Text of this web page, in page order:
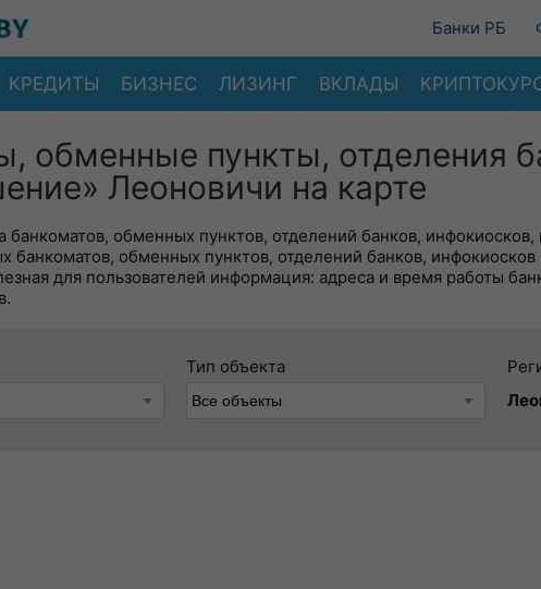
Банки РБ
КРЕДИТЫ БИЗНЕС ЛИЗИНГ ВКЛАДЫ
обменные пункты, отделения
Леоновичи на карте
банкоматов, обменных пунктов, отделений банков,
банкоматов, обменных пунктов, отделений банков,
для пользователей информация: адреса и время работы
Тип объекта